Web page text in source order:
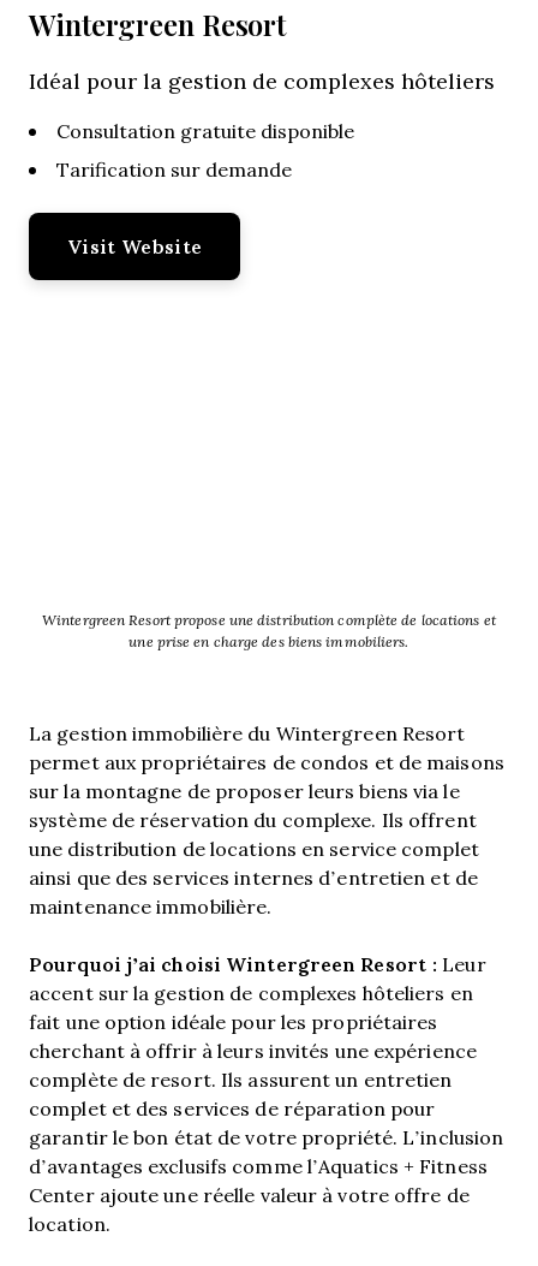
Wintergreen Resort
Idéal pour la gestion de complexes hôteliers
Consultation gratuite disponible
Tarification sur demande
Visit Website
Wintergreen Resort propose une distribution complète de locations et
une prise en charge des biens immobiliers.
La gestion immobilière du Wintergreen Resort
permet aux propriétaires de condos et de maisons
sur la montagne de proposer leurs biens via le
système de réservation du complexe. Ils offrent
une distribution de locations en service complet
ainsi que des services internes d’entretien et de
maintenance immobilière.
Pourquoi j’ai choisi Wintergreen Resort : Leur
accent sur la gestion de complexes hôteliers en
fait une option idéale pour les propriétaires
cherchant à offrir à leurs invités une expérience
complète de resort. Ils assurent un entretien
complet et des services de réparation pour
garantir le bon état de votre propriété. L’inclusion
d’avantages exclusifs comme l’Aquatics + Fitness
Center ajoute une réelle valeur à votre offre de
location.